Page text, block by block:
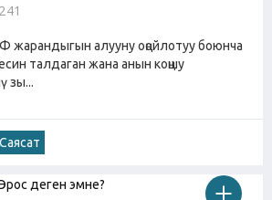
241
жарандыгын алууну оңойлотуу боюнча
талдаган жана анын коңшу
зы...
Саясат